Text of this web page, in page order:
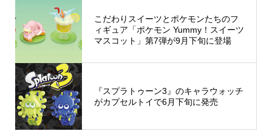
こだわりスイーツとポケモンたちのフ
ィギュア「ポケモン Yummy！スイーツ
マスコット」第7弾が9月下旬に登場
『スプラトゥーン3』のキャラウォッチ
がカプセルトイで6月下旬に発売